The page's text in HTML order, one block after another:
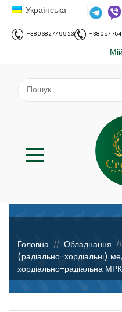
Українська
+38 068 277 99 23 +38 057
;
Головна // Обладнання //
(радіально-хордіальні)
хордіально-радіальна